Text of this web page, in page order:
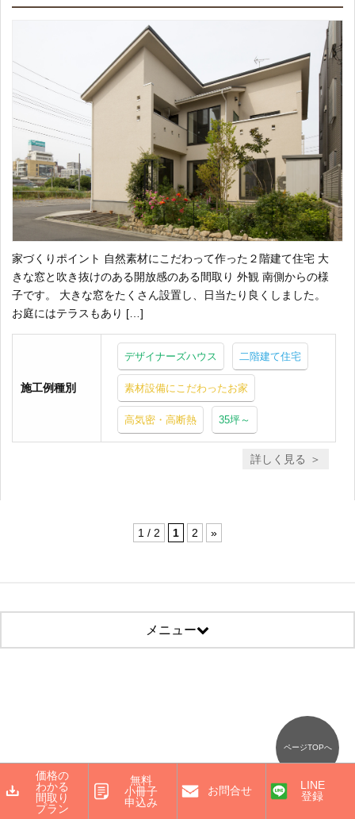
家づくりポイント 自然素材にこだわって作った２階建て住宅 大
きな窓と吹き抜けのある開放感のある間取り 外観 南側からの様
子です。 大きな窓をたくさん設置し、日当たり良くしました。
お庭にはテラスもあり […]
施工例種別
デザイナーズハウス 二階建て住宅
素材設備にこだわったお家
高気密・高断熱 35坪～
詳しく見る
1 / 2 1 2 »
メニュー
価格の
わかる
間取り
プラン
無料
小冊子
申込み
お問合せ
LINE
登録
ページTOPへ